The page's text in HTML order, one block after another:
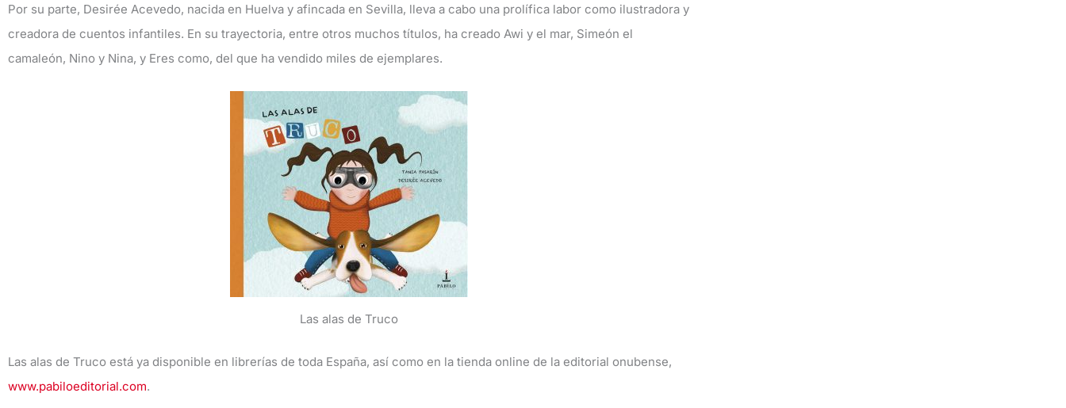
Por su parte, Desirée Acevedo, nacida en Huelva y afincada en Sevilla, lleva a cabo una prolífica labor como ilustradora y
creadora de cuentos infantiles. En su trayectoria, entre otros muchos títulos, ha creado Awi y el mar, Simeón el
camaleón, Nino y Nina, y Eres como, del que ha vendido miles de ejemplares.
Las alas de Truco
Las alas de Truco está ya disponible en librerías de toda España, así como en la tienda online de la editorial onubense,
www.pabiloeditorial.com.